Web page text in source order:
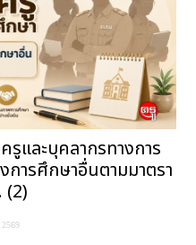
รูและบุคลากรทางการ
ารศึกษาอื่นตามมาตรา
(2)